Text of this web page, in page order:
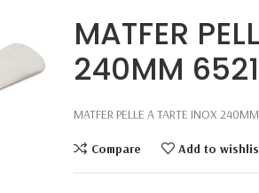
MATFER
240MM
MATFER PELLE A TARTE INOX
Compare Add to